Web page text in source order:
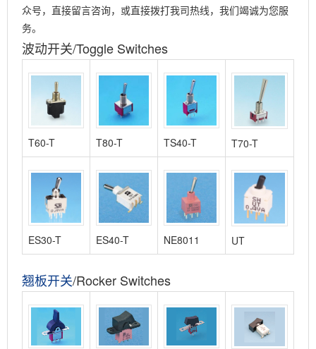
众号，直接留言咨询，或直接拨打我司热线，我们竭诚为您服
务。
波动开关/Toggle Switches
T60-T T80-T TS40-T T70-T
ES30-T ES40-T NE8011 UT
翘板开关/Rocker Switches